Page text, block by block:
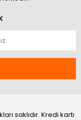
saklıdır. Kredi kartı